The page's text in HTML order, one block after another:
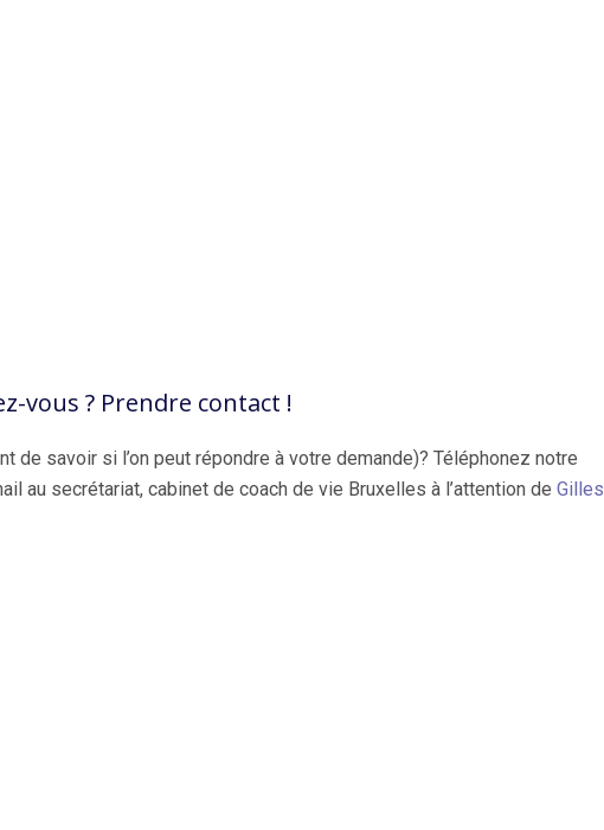
vous ? Prendre contact !
de savoir si l’on peut répondre à votre demande)? Téléphonez notre
au secrétariat, cabinet de coach de vie Bruxelles à l’attention de Gilles